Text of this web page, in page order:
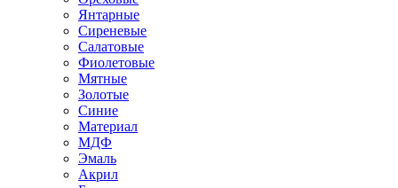
Янтарные
Сиреневые
Салатовые
Фиолетовые
Мятные
Золотые
Синие
Материал
МДФ
Эмаль
Акрил